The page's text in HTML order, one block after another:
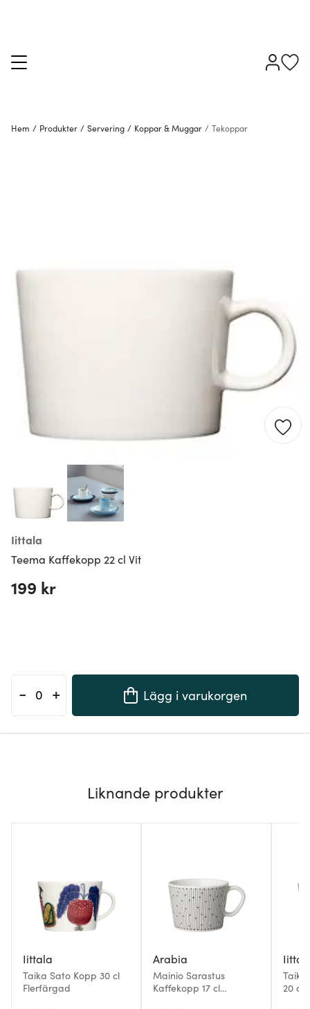
Hem / Produkter / Servering / Koppar & Muggar / Tekoppar
Iittala
Teema Kaffekopp 22 cl Vit
199 kr
- + Lägg i varukorgen
Liknande produkter
Iittala
Taika Sato Kopp 30 cl
Flerfärgad
Arabia
Mainio Sarastus
Kaffekopp 17 cl
20 cl